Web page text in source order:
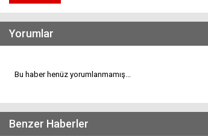
Yorumlar
Bu haber henüz yorumlanmamış...
Benzer Haberler